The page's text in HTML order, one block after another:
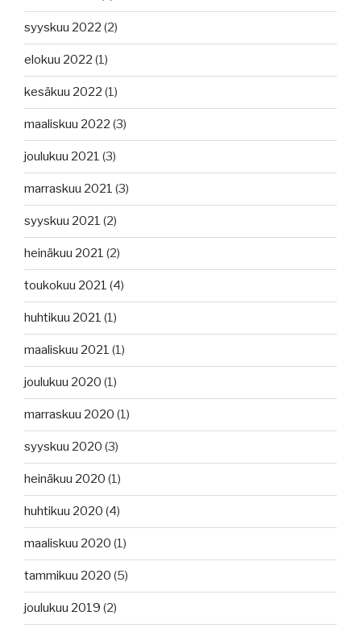
syyskuu 2022 (2)
elokuu 2022 (1)
kesäkuu 2022 (1)
maaliskuu 2022 (3)
joulukuu 2021 (3)
marraskuu 2021 (3)
syyskuu 2021 (2)
heinäkuu 2021 (2)
toukokuu 2021 (4)
huhtikuu 2021 (1)
maaliskuu 2021 (1)
joulukuu 2020 (1)
marraskuu 2020 (1)
syyskuu 2020 (3)
heinäkuu 2020 (1)
huhtikuu 2020 (4)
maaliskuu 2020 (1)
tammikuu 2020 (5)
joulukuu 2019 (2)